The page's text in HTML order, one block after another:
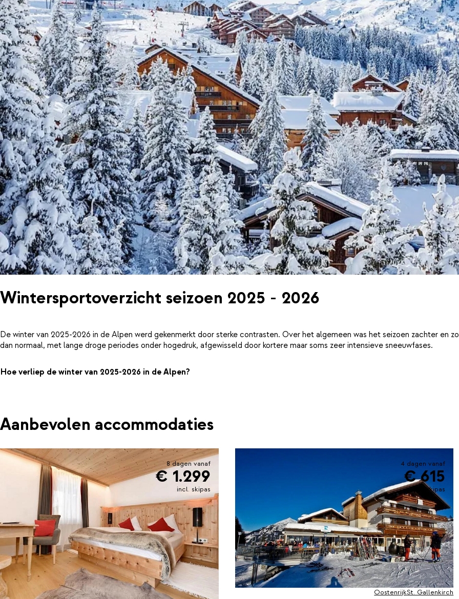
Wintersportoverzicht seizoen 2025 - 2026
De winter van 2025-2026 in de Alpen werd gekenmerkt door sterke contrasten. Over het algemeen was het seizoen zachter en
dan normaal, met lange droge periodes onder hogedruk, afgewisseld door kortere maar soms zeer intensieve sneeuwfases.
Hoe verliep de winter van 2025-2026 in de Alpen?
Aanbevolen accommodaties
8 dagen vanaf
€ 1.299
incl. skipas
4 dagen vanaf
€ 615
incl. skipas
OostenrijkSt. Gallenkirch